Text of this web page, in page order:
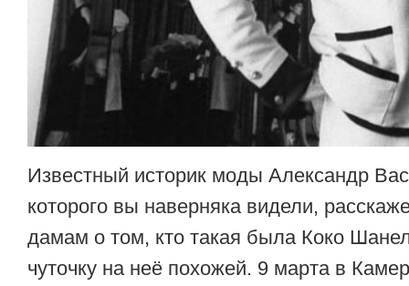
Известный историк моды Александр
которого вы наверняка видели,
дамам о том, кто такая была Коко
чуточку на неё похожей. 9 марта в